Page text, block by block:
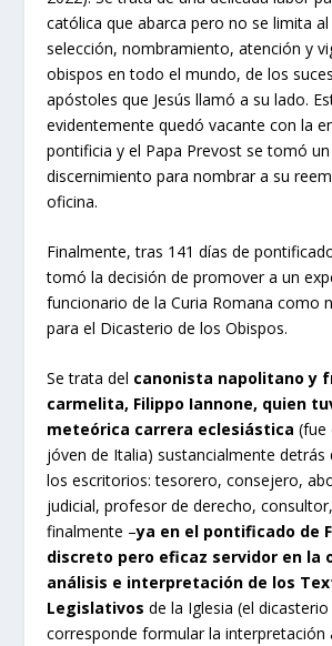
católica que abarca pero no se limita
selección, nombramiento, atención y
obispos en todo el mundo, de los
apóstoles que Jesús llamó a su lado.
evidentemente quedó vacante con la
pontificia y el Papa Prevost se tomó
discernimiento para nombrar a su
oficina.
Finalmente, tras 141 días de
tomó la decisión de promover a un
funcionario de la Curia Romana como
para el Dicasterio de los Obispos.
Se trata del canonista napolitano y
carmelita, Filippo Iannone, quien
meteórica carrera eclesiástica (fue
jóven de Italia) sustancialmente detrás
los escritorios: tesorero, consejero,
judicial, profesor de derecho,
finalmente –ya en el pontificado de
discreto pero eficaz servidor en la
análisis e interpretación de los
Legislativos de la Iglesia (el
corresponde formular la interpretación